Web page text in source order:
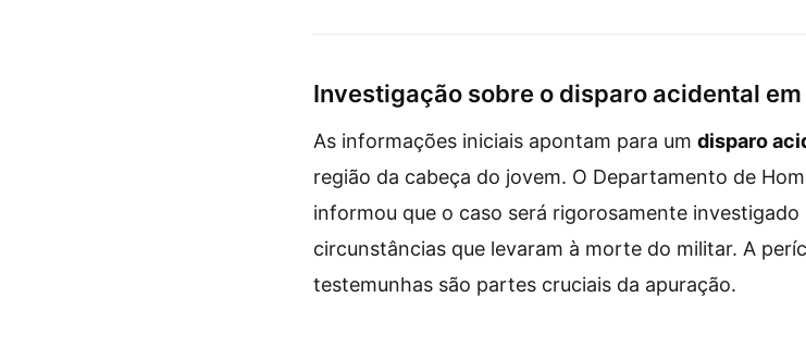
Investigação sobre o disparo acidental
As informações iniciais apontam para um disparo
região da cabeça do jovem. O Departamento de
informou que o caso será rigorosamente
circunstâncias que levaram à morte do militar. A
testemunhas são partes cruciais da apuração.